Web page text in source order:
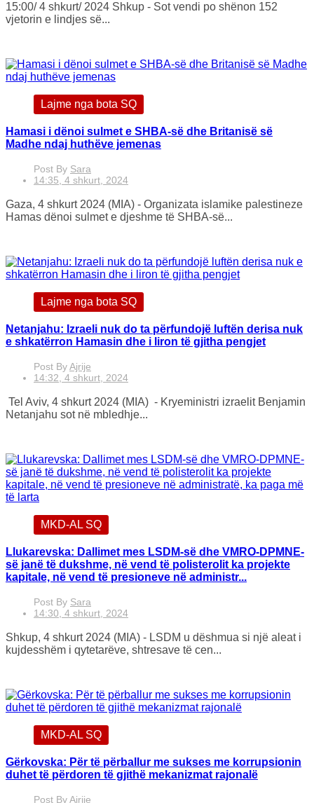
15:00/ 4 shkurt/ 2024 Shkup - Sot vendi po shënon 152
vjetorin e lindjes së...
Lajme nga bota SQ
Hamasi i dënoi sulmet e SHBA-së dhe Britanisë së
Madhe ndaj huthëve jemenas
Post By Sara
14:35, 4 shkurt, 2024
Gaza, 4 shkurt 2024 (MIA) - Organizata islamike palestineze
Hamas dënoi sulmet e djeshme të SHBA-së...
Lajme nga bota SQ
Netanjahu: Izraeli nuk do ta përfundojë luftën derisa nuk
e shkatërron Hamasin dhe i liron të gjitha pengjet
Post ByAjrije
14:32, 4 shkurt, 2024
Tel Aviv, 4 shkurt 2024 (MIA) - Kryeministri izraelit Benjamin
Netanjahu sot në mbledhje...
MKD-AL SQ
Llukarevska: Dallimet mes LSDM-së dhe VMRO-DPMNE-
së janë të dukshme, në vend të polisterolit ka projekte
kapitale, në vend të presioneve në administr...
Post By Sara
14:30, 4 shkurt, 2024
Shkup, 4 shkurt 2024 (MIA) - LSDM u dëshmua si një aleat i
kujdesshëm i qytetarëve, shtresave të cen...
MKD-AL SQ
Gërkovska: Për të përballur me sukses me korrupsionin
duhet të përdoren të gjithë mekanizmat rajonalë
Post ByAjrije